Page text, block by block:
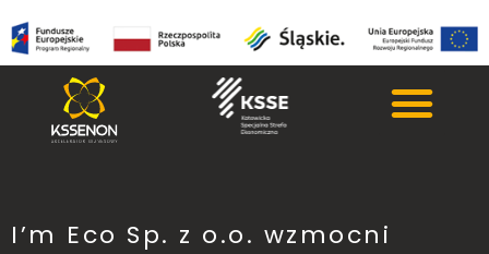
I’m Eco Sp. z o.o. wzmocni